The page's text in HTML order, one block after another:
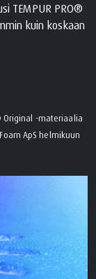
TEMPUR PRO®
kuin koskaan
Original -materiaalia
ApS helmikuun